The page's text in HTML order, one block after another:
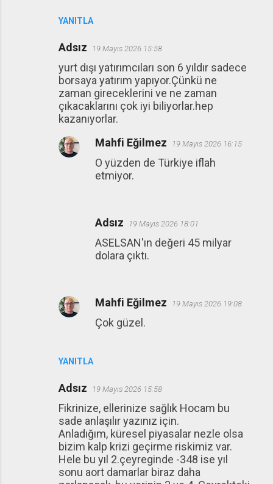
YANITLA
Adsız 19 Mayıs 2026 15:58
yurt dışı yatırımcıları son 6 yıldır sadece
borsaya yatırım yapıyor.Çünkü ne
zaman gireceklerini ve ne zaman
çıkacaklarını çok iyi biliyorlar.hep
kazanıyorlar.
YANITLA
Mahfi Eğilmez 19 Mayıs 2026 16:15
O yüzden de Türkiye iflah
etmiyor.
Adsız 19 Mayıs 2026 18:01
ASELSAN'ın değeri 45 milyar
dolara çıktı.
Mahfi Eğilmez 19 Mayıs 2026 19:08
Çok güzel.
Adsız 19 Mayıs 2026 15:58
Fikrinize, ellerinize sağlık Hocam bu
sade anlaşılır yazınız için.
Anladığım, küresel piyasalar nezle olsa
bizim kalp krizi geçirme riskimiz var.
Hele bu yıl 2.çeyreginde -348 ise yıl
sonu aort damarlar biraz daha